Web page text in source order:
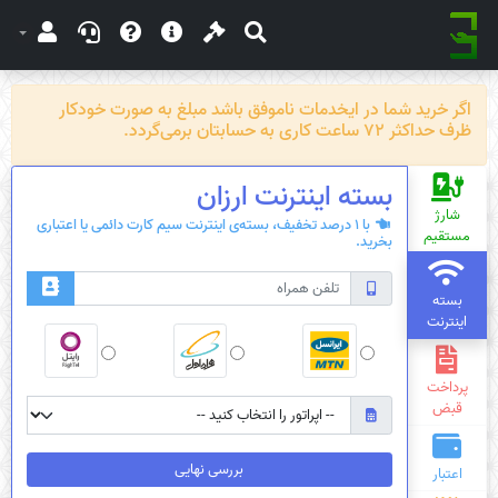
اگر خرید شما در ایخدمات ناموفق باشد مبلغ به صورت خودکار
ظرف حداکثر 72 ساعت کاری به حسابتان برمی‌گردد.
شارژ
مستقیم
بسته
اینترنت
پرداخت
قبض
اعتبار
بسته‌ اینترنت ارزان
با 1 درصد تخفیف، بسته‌ی اینترنت سیم کارت دائمی یا اعتباری
بخرید.
بررسی نهایی